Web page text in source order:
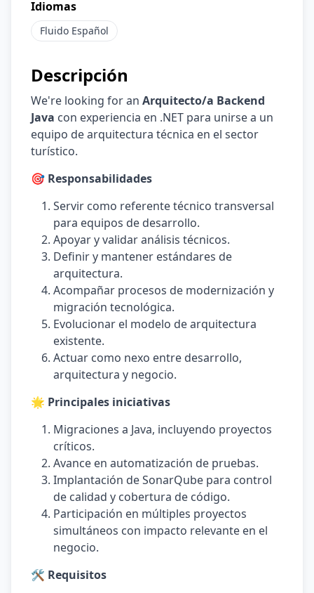
Idiomas
Fluido Español
Descripción
We're looking for an Arquitecto/a Backend
Java con experiencia en .NET para unirse a un
equipo de arquitectura técnica en el sector
turístico.
🎯 Responsabilidades
Servir como referente técnico transversal
para equipos de desarrollo.
Apoyar y validar análisis técnicos.
Definir y mantener estándares de
arquitectura.
Acompañar procesos de modernización y
migración tecnológica.
Evolucionar el modelo de arquitectura
existente.
Actuar como nexo entre desarrollo,
arquitectura y negocio.
🌟 Principales iniciativas
Migraciones a Java, incluyendo proyectos
críticos.
Avance en automatización de pruebas.
Implantación de SonarQube para control
de calidad y cobertura de código.
Participación en múltiples proyectos
simultáneos con impacto relevante en el
negocio.
🛠️ Requisitos